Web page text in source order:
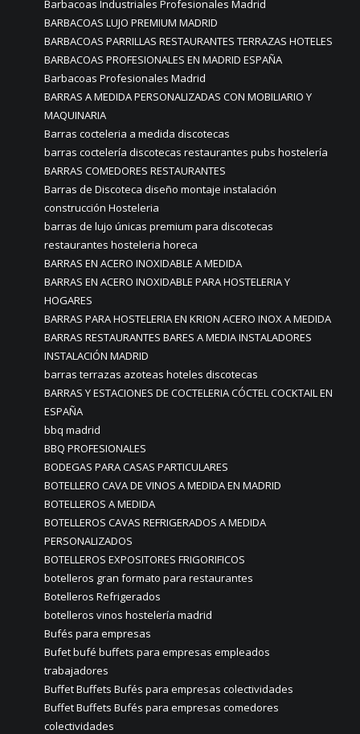
Barbacoas Industriales Profesionales Madrid
BARBACOAS LUJO PREMIUM MADRID
BARBACOAS PARRILLAS RESTAURANTES TERRAZAS HOTELES
BARBACOAS PROFESIONALES EN MADRID ESPAÑA
Barbacoas Profesionales Madrid
BARRAS A MEDIDA PERSONALIZADAS CON MOBILIARIO Y
MAQUINARIA
Barras cocteleria a medida discotecas
barras coctelería discotecas restaurantes pubs hostelería
BARRAS COMEDORES RESTAURANTES
Barras de Discoteca diseño montaje instalación
construcción Hosteleria
barras de lujo únicas premium para discotecas
restaurantes hosteleria horeca
BARRAS EN ACERO INOXIDABLE A MEDIDA
BARRAS EN ACERO INOXIDABLE PARA HOSTELERIA Y
HOGARES
BARRAS PARA HOSTELERIA EN KRION ACERO INOX A MEDIDA
BARRAS RESTAURANTES BARES A MEDIA INSTALADORES
INSTALACIÓN MADRID
barras terrazas azoteas hoteles discotecas
BARRAS Y ESTACIONES DE COCTELERIA CÓCTEL COCKTAIL EN
ESPAÑA
bbq madrid
BBQ PROFESIONALES
BODEGAS PARA CASAS PARTICULARES
BOTELLERO CAVA DE VINOS A MEDIDA EN MADRID
BOTELLEROS A MEDIDA
BOTELLEROS CAVAS REFRIGERADOS A MEDIDA
PERSONALIZADOS
BOTELLEROS EXPOSITORES FRIGORIFICOS
botelleros gran formato para restaurantes
Botelleros Refrigerados
botelleros vinos hostelería madrid
Bufés para empresas
Bufet bufé buffets para empresas empleados
trabajadores
Buffet Buffets Bufés para empresas colectividades
Buffet Buffets Bufés para empresas comedores
colectividades